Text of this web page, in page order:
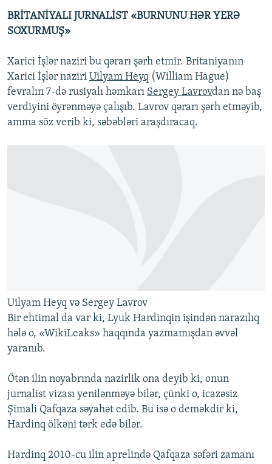
BRİTANİYALI JURNALİST «BURNUNU HƏR YERƏ
SOXURMUŞ»
Xarici İşlər naziri bu qərarı şərh etmir. Britaniyanın
Xarici İşlər naziri Uilyam Heyq (William Hague)
fevralın 7-də rusiyalı həmkarı Sergey Lavrovdan nə baş
verdiyini öyrənməyə çalışıb. Lavrov qərarı şərh etməyib,
amma söz verib ki, səbəbləri araşdıracaq.
Uilyam Heyq və Sergey Lavrov
Bir ehtimal da var ki, Lyuk Hardinqin işindən narazılıq
hələ o, «WikiLeaks» haqqında yazmamışdan əvvəl
yaranıb.
Ötən ilin noyabrında nazirlik ona deyib ki, onun
jurnalist vizası yenilənməyə bilər, çünki o, icazəsiz
Şimali Qafqaza səyahət edib. Bu isə o deməkdir ki,
Hardinq ölkəni tərk edə bilər.
Hardinq 2010-cu ilin aprelində Qafqaza səfəri zamanı